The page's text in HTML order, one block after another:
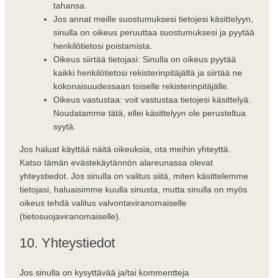
tahansa.
Jos annat meille suostumuksesi tietojesi käsittelyyn,
sinulla on oikeus peruuttaa suostumuksesi ja pyytää
henkilötietosi poistamista.
Oikeus siirtää tietojasi: Sinulla on oikeus pyytää
kaikki henkilötietosi rekisterinpitäjältä ja siirtää ne
kokonaisuudessaan toiselle rekisterinpitäjälle.
Oikeus vastustaa: voit vastustaa tietojesi käsittelyä.
Noudatamme tätä, ellei käsittelyyn ole perusteltua
syytä.
Jos haluat käyttää näitä oikeuksia, ota meihin yhteyttä.
Katso tämän evästekäytännön alareunassa olevat
yhteystiedot. Jos sinulla on valitus siitä, miten käsittelemme
tietojasi, haluaisimme kuulla sinusta, mutta sinulla on myös
oikeus tehdä valitus valvontaviranomaiselle
(tietosuojaviranomaiselle).
10. Yhteystiedot
Jos sinulla on kysyttävää ja/tai kommentteja